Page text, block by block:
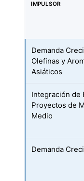
IMPULSOR
Demanda
Olefinas y
Asiáticos
Integración de
Proyectos de
Medio
Demanda